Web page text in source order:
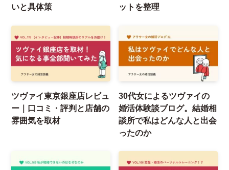
いと具体策
ットを整理
ツヴァイ東京銀座店レビュ
ー｜口コミ・評判と店舗の
雰囲気を取材
30代女によるツヴァイの
婚活体験談ブログ。結婚相
談所で私はどんな人と出会
ったのか